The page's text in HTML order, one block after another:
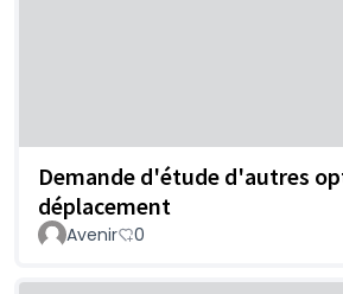
Demande d'étude d'autres
déplacement
Avenir 0